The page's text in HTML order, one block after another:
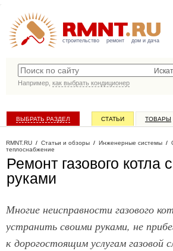
строительство ремонт дом и дача
Например, как выбрать кондиционер
ВЫБРАТЬ РАЗДЕЛ СТАТЬИ ТОВАРЫ
RMNT.RU / Статьи и обзоры / Инженерные системы /
теплоснабжение
Ремонт газового котла
руками
Многие неисправности газового
устранить своими руками, не
к дорогостоящим услугам газовой